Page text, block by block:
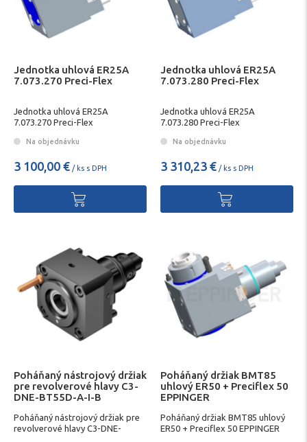
Jednotka uhlová ER25A
7.073.270 Preci-Flex
Jednotka uhlová ER25A
7.073.270 Preci-Flex
Na objednávku
3 100,00 € / ks s DPH
Jednotka uhlová ER25A
7.073.280 Preci-Flex
Jednotka uhlová ER25A
7.073.280 Preci-Flex
Na objednávku
3 310,23 € / ks s DPH
Poháňaný nástrojový držiak
pre revolverové hlavy C3-
DNE-BT55D-A-I-B
Poháňaný nástrojový držiak pre
revolverové hlavy C3-DNE-
Poháňaný držiak BMT85
uhlový ER50 + Preciflex 50
EPPINGER
Poháňaný držiak BMT85 uhlový
ER50 + Preciflex 50 EPPINGER